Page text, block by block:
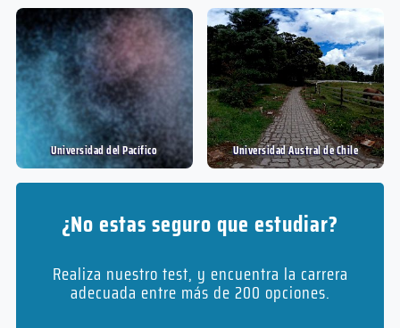
Universidad del Pací­fico Universidad Austral de Chile
¿No estas seguro que estudiar?
Realiza nuestro test, y encuentra la carrera
adecuada entre más de 200 opciones.